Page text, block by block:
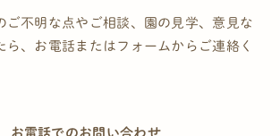
ご不明な点やご相談、園の見学、意見な
ら、お電話またはフォームからご連絡く
お電話でのお問い合わせ